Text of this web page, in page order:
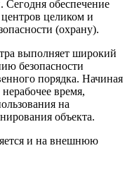
Сегодня обеспечение
целиком и
(охрану).
выполняет широкий
безопасности
порядка. Начиная
время,
на
объекта.
и на внешнюю